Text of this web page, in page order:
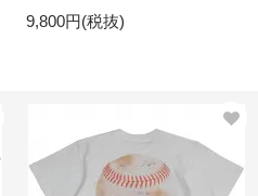
9,800円(税抜)